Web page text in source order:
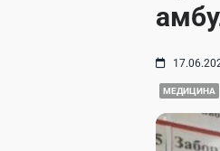
МЕДИЦИНА